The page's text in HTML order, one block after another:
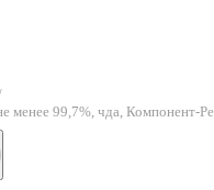
менее 99,7%, чда, Компонент-